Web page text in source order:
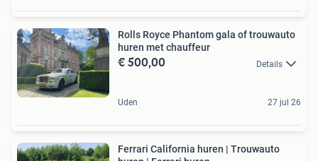
Rolls Royce Phantom gala of trouwauto
huren met chauffeur
€ 500,00 Details
Uden 27 jul 26
Ferrari California huren | Trouwauto